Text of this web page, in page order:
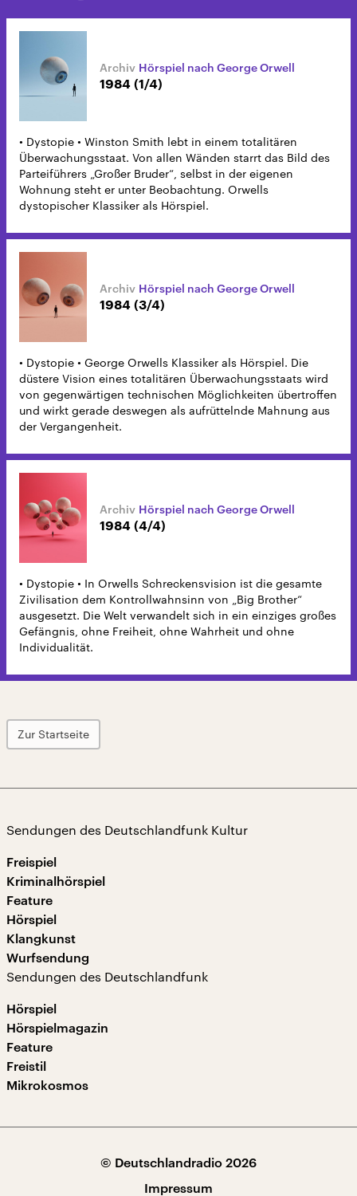
Hörspiel nach George Orwell
1984 (1/4)
• Dystopie • Winston Smith lebt in einem totalitären
Überwachungsstaat. Von allen Wänden starrt das Bild des
Parteiführers „Großer Bruder“, selbst in der eigenen
Wohnung steht er unter Beobachtung. Orwells
dystopischer Klassiker als Hörspiel.
Hörspiel nach George Orwell
1984 (3/4)
• Dystopie • George Orwells Klassiker als Hörspiel. Die
düstere Vision eines totalitären Überwachungsstaats wird
von gegenwärtigen technischen Möglichkeiten übertroffen
und wirkt gerade deswegen als aufrüttelnde Mahnung aus
der Vergangenheit.
Hörspiel nach George Orwell
1984 (4/4)
• Dystopie • In Orwells Schreckensvision ist die gesamte
Zivilisation dem Kontrollwahnsinn von „Big Brother“
ausgesetzt. Die Welt verwandelt sich in ein einziges großes
Gefängnis, ohne Freiheit, ohne Wahrheit und ohne
Individualität.
Zur Startseite
Sendungen des Deutschlandfunk Kultur
Freispiel
Kriminalhörspiel
Feature
Hörspiel
Klangkunst
Wurfsendung
Sendungen des Deutschlandfunk
Hörspiel
Hörspielmagazin
Feature
Freistil
Mikrokosmos
© Deutschlandradio 2026
Impressum